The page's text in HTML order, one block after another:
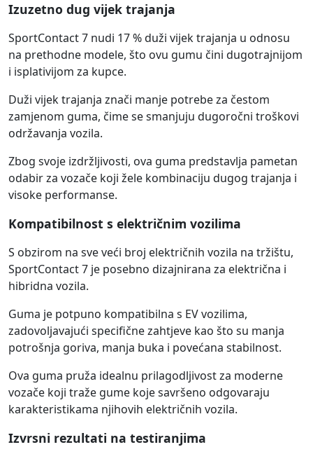
Izuzetno dug vijek trajanja
SportContact 7 nudi 17 % duži vijek trajanja u odnosu
na prethodne modele, što ovu gumu čini dugotrajnijom
i isplativijom za kupce.
Duži vijek trajanja znači manje potrebe za čestom
zamjenom guma, čime se smanjuju dugoročni troškovi
održavanja vozila.
Zbog svoje izdržljivosti, ova guma predstavlja pametan
odabir za vozače koji žele kombinaciju dugog trajanja i
visoke performanse.
Kompatibilnost s električnim vozilima
S obzirom na sve veći broj električnih vozila na tržištu,
SportContact 7 je posebno dizajnirana za električna i
hibridna vozila.
Guma je potpuno kompatibilna s EV vozilima,
zadovoljavajući specifične zahtjeve kao što su manja
potrošnja goriva, manja buka i povećana stabilnost.
Ova guma pruža idealnu prilagodljivost za moderne
vozače koji traže gume koje savršeno odgovaraju
karakteristikama njihovih električnih vozila.
Izvrsni rezultati na testiranjima